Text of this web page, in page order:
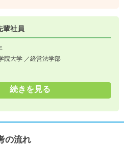
輩社員
院大学 ／経営法学部
続きを見る
の流れ